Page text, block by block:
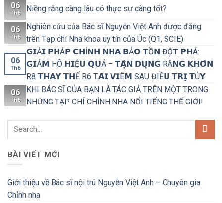
06
Th6 Niềng răng càng lâu có thực sự càng tốt?
06
Th6
Nghiên cứu của Bác sĩ Nguyễn Việt Anh được đăng
trên Tạp chí Nha khoa uy tín của Úc (Q1, SCIE)
06
Th6
𝗚𝗜Ả𝗜 𝗣𝗛Á𝗣 𝗖𝗛Ỉ𝗡𝗛 𝗡𝗛𝗔 𝗕Ả𝗢 𝗧Ồ𝗡 ĐỘ̣𝗧 𝗣𝗛Á:
𝗚𝗜Ả𝗠 HÔ 𝗛𝗜Ệ𝗨 𝗤𝗨Ả – 𝗧𝗔̣̂𝗡 𝗗𝗨̣𝗡𝗚 RĂ𝗡𝗚 𝗞𝗛𝗢̂𝗡
R8 𝗧𝗛𝗔𝗬 𝗧𝗛Ế R6 Ṭ𝗔́𝗜 𝗩𝗜Ê𝗠 SAU ĐIỀ𝗨 𝗧𝗥𝗜̣ 𝗧Ủ𝗬
06
Th6
KHI BÁC SĨ CỦA BẠN LÀ TÁC GIẢ TRÊN MỘT TRONG
NHỮNG TẠP CHÍ CHỈNH NHA NỔI TIẾNG THẾ GIỚI!
BÀI VIẾT MỚI
Giới thiệu về Bác sĩ nội trú Nguyễn Việt Anh – Chuyên gia
Chỉnh nha